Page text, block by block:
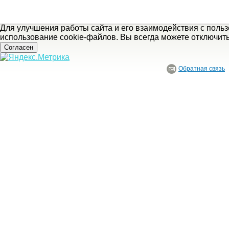
Для улучшения работы сайта и его взаимодействия с
использование cookie-файлов. Вы всегда можете
Согласен
Обратная связь